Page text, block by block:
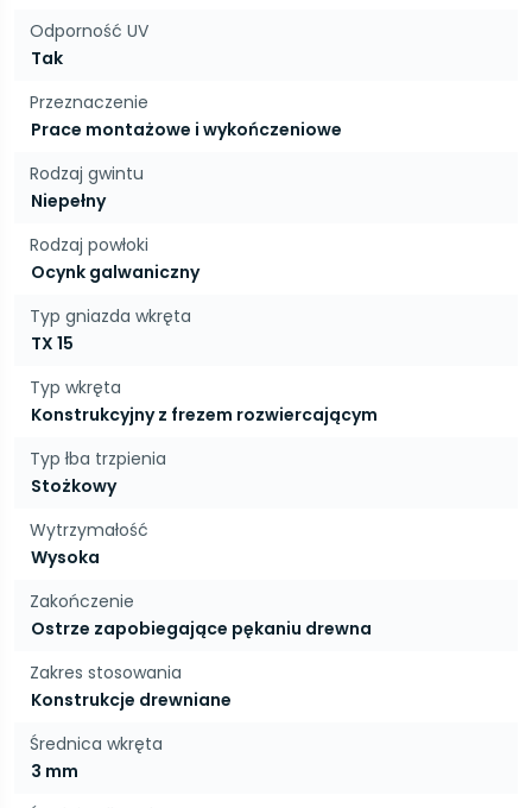
Odporność UV
Tak
Przeznaczenie
Prace montażowe i wykończeniowe
Rodzaj gwintu
Niepełny
Rodzaj powłoki
Ocynk galwaniczny
Typ gniazda wkręta
TX 15
Typ wkręta
Konstrukcyjny z frezem rozwiercającym
Typ łba trzpienia
Stożkowy
Wytrzymałość
Wysoka
Zakończenie
Ostrze zapobiegające pękaniu drewna
Zakres stosowania
Konstrukcje drewniane
Średnica wkręta
3 mm